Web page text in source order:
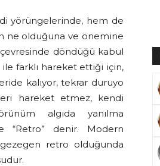
yörüngelerinde, hem de
ne olduğuna ve önemine
döndüğü kabul
farklı hareket ettiği için,
kalıyor, tekrar duruyo
hareket etmez, kendi
algıda yanılma
“Retro” denir. Modern
retro olduğunda